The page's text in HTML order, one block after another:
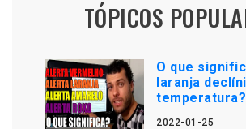
TÓPICOS
O que
laranja
temperatura?
2022-01-25